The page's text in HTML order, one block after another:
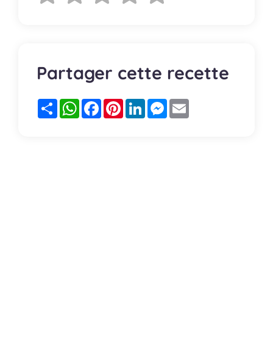
Partager cette recette
PartagerWhatsApp
FacebookPinterestLinkedInMessenger